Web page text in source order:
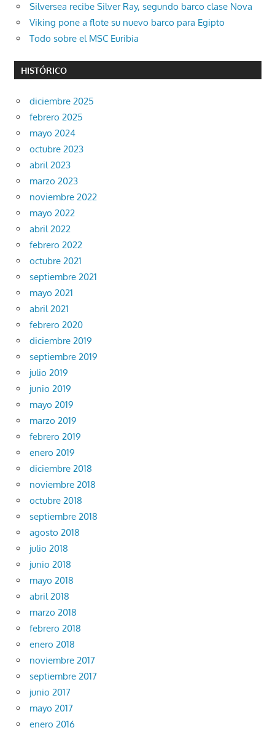
Silversea recibe Silver Ray, segundo barco clase Nova
Viking pone a flote su nuevo barco para Egipto
Todo sobre el MSC Euribia
HISTÓRICO
diciembre 2025
febrero 2025
mayo 2024
octubre 2023
abril 2023
marzo 2023
noviembre 2022
mayo 2022
abril 2022
febrero 2022
octubre 2021
septiembre 2021
mayo 2021
abril 2021
febrero 2020
diciembre 2019
septiembre 2019
julio 2019
junio 2019
mayo 2019
marzo 2019
febrero 2019
enero 2019
diciembre 2018
noviembre 2018
octubre 2018
septiembre 2018
agosto 2018
julio 2018
junio 2018
mayo 2018
abril 2018
marzo 2018
febrero 2018
enero 2018
noviembre 2017
septiembre 2017
junio 2017
mayo 2017
enero 2016